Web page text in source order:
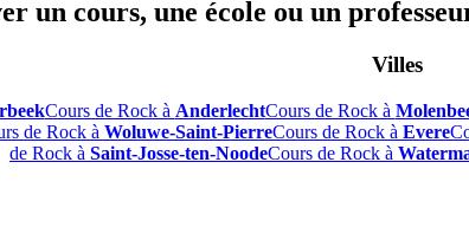
un cours, une école ou un
Villes
Cours de Rock à AnderlechtCours de Rock à
de Rock à Woluwe-Saint-PierreCours de Rock à Evere
de Rock à Saint-Josse-ten-NoodeCours de Rock à